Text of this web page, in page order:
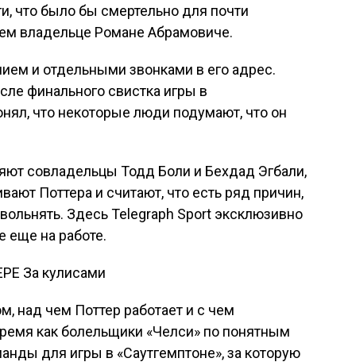
что было бы смертельно для почти
владельце Романе Абрамовиче.
и отдельными звонками в его адрес.
финального свистка игры в
что некоторые люди подумают, что он
совладельцы Тодд Боли и Бехдад Эгбали,
Поттера и считают, что есть ряд причин,
Здесь Telegraph Sport эксклюзивно
еще на работе.
За кулисами
над чем Поттер работает и с чем
как болельщики «Челси» по понятным
для игры в «Саутгемптоне», за которую